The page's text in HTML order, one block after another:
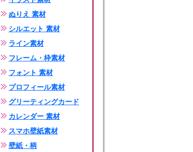
ぬりえ 素材
シルエット 素材
ライン素材
フレーム・枠素材
フォント 素材
プロフィール素材
グリーティングカード
カレンダー 素材
スマホ壁紙素材
壁紙・柄